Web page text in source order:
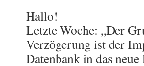
Hallo!
Letzte Woche: „Der
Verzögerung ist der
Datenbank in das